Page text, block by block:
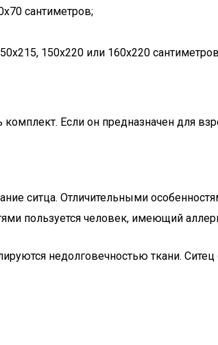
сантиметров;
150х220 или 160х220
Если он предназначен для
ситца. Отличительными
пользуется человек, имеющий
недолговечностью ткани.